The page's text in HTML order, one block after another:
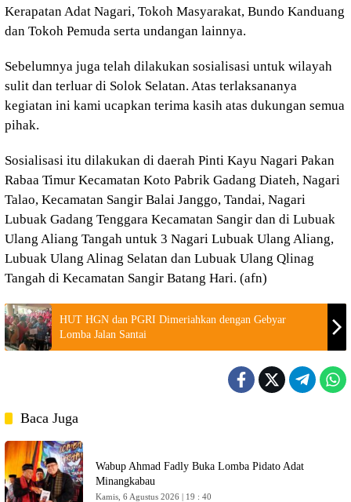
Kerapatan Adat Nagari, Tokoh Masyarakat, Bundo Kanduang
dan Tokoh Pemuda serta undangan lainnya.
Sebelumnya juga telah dilakukan sosialisasi untuk wilayah
sulit dan terluar di Solok Selatan. Atas terlaksananya
kegiatan ini kami ucapkan terima kasih atas dukungan semua
pihak.
Sosialisasi itu dilakukan di daerah Pinti Kayu Nagari Pakan
Rabaa Timur Kecamatan Koto Pabrik Gadang Diateh, Nagari
Talao, Kecamatan Sangir Balai Janggo, Tandai, Nagari
Lubuak Gadang Tenggara Kecamatan Sangir dan di Lubuak
Ulang Aliang Tangah untuk 3 Nagari Lubuak Ulang Aliang,
Lubuak Ulang Alinag Selatan dan Lubuak Ulang Qlinag
Tangah di Kecamatan Sangir Batang Hari. (afn)
HUT HGN dan PGRI Dimeriahkan dengan Gebyar
Lomba Jalan Santai
Baca Juga
Wabup Ahmad Fadly Buka Lomba Pidato Adat
Minangkabau
Kamis, 6 Agustus 2026 | 19 : 40